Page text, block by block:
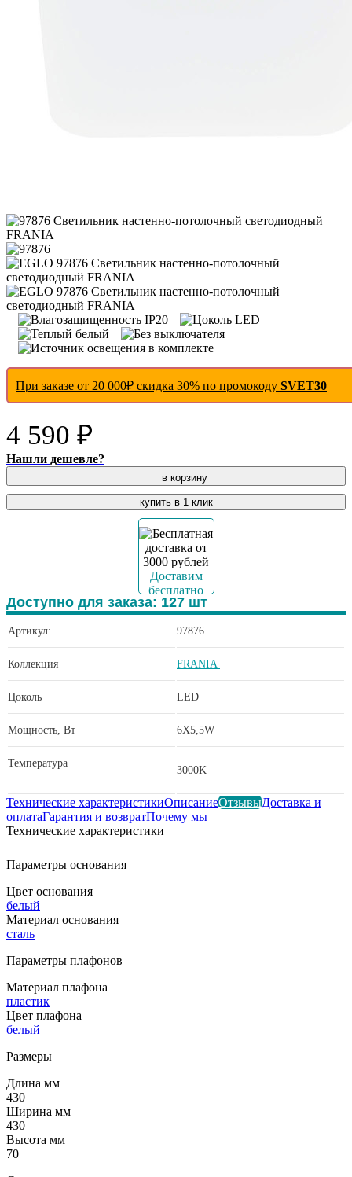
При заказе от 20 000₽ скидка 30% по промокоду SVET30
4 590 ₽
Нашли дешевле?
в корзину
купить в 1 клик
Доставим
бесплатно
Доступно для заказа: 127 шт
Артикул: 97876
Коллекция FRANIA
Цоколь LED
Мощность, Вт 6X5,5W
Температура
3000K
Технические характеристикиОписаниеОтзывыДоставка и
оплатаГарантия и возвратПочему мы
Технические характеристики
Параметры основания
Цвет основания
белый
Материал основания
сталь
Параметры плафонов
Материал плафона
пластик
Цвет плафона
белый
Размеры
Длина мм
430
Ширина мм
430
Высота мм
70